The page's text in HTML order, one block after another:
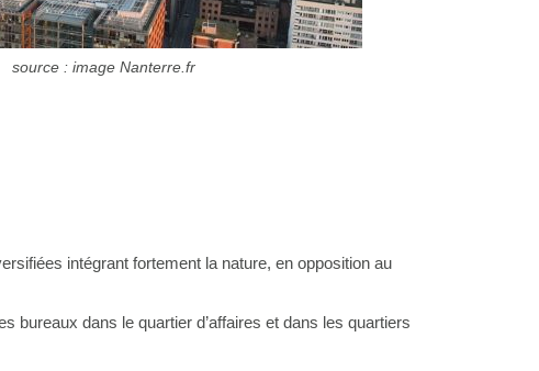
source : image Nanterre.fr
intégrant fortement la nature, en opposition au
bureaux dans le quartier d’affaires et dans les quartiers